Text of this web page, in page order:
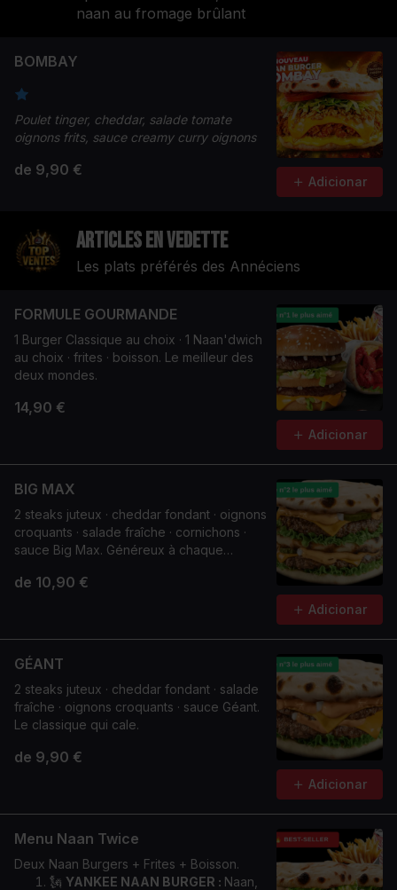
naan au fromage brûlant
BOMBAY
Poulet tinger, cheddar, salade tomate
oignons frits, sauce creamy curry oignons
de 9,90 €
Adicionar
Articles en vedette
Les plats préférés des Annéciens
FORMULE GOURMANDE
1 Burger Classique au choix · 1 Naan'dwich
au choix · frites · boisson. Le meilleur des
deux mondes.
14,90 €
Adicionar
BIG MAX
2 steaks juteux · cheddar fondant · oignons
croquants · salade fraîche · cornichons ·
sauce Big Max. Généreux à chaque
de 10,90 €
Adicionar
GÉANT
2 steaks juteux · cheddar fondant · salade
fraîche · oignons croquants · sauce Géant.
Le classique qui cale.
de 9,90 €
Adicionar
Menu Naan Twice
Deux Naan Burgers + Frites + Boisson.
🗽 YANKEE NAAN BURGER : Naan,